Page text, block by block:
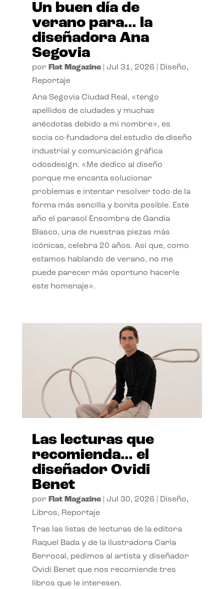
Un buen día de
verano para… la
diseñadora Ana
Segovia
por Flat Magazine| Jul 31, 2026 Diseño,
Reportaje
Ana Segovia Ciudad Real, «tengo
apellidos de ciudades y muchas
anécdotas debido a mi nombre», es
socia co-fundadora del estudio de diseño
industrial y comunicación gráfica
odosdesign. «Me dedico al diseño
porque me encanta solucionar
problemas e intentar resolver todo de la
forma más sencilla y bonita posible. Este
año el parasol Ensombra de Gandia
Blasco, una de nuestras piezas más
icónicas, celebra 20 años. Así que, como
estamos hablando de verano, no me
puede parecer más oportuno hacerle
este homenaje».
Las lecturas que
recomienda… el
diseñador Ovidi
Benet
por Flat Magazine| Jul 30, 2026 Diseño,
Libros, Reportaje
Tras las listas de lecturas de la editora
Raquel Bada y de la ilustradora Carla
Berrocal, pedimos al artista y diseñador
Ovidi Benet que nos recomiende tres
libros que le interesen.